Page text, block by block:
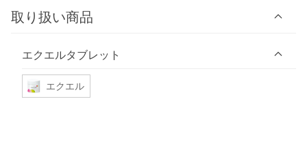
取り扱い商品
エクエルタブレット
エクエル